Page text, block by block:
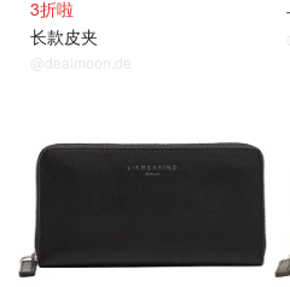
3折啦
长款皮夹
@dealmoon.de